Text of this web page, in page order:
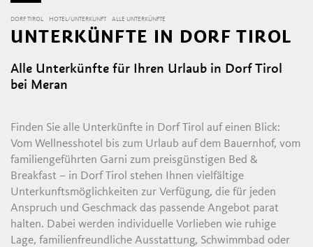
DORF TIROL HOTEL/UNTERKUNFT ALLE UNTERKÜNFTE
UNTERKÜNFTE IN DORF TIROL
Alle Unterkünfte für Ihren Urlaub in Dorf Tirol
bei Meran
Finden Sie alle Unterkünfte in Dorf Tirol auf einen Blick:
Vom Wellnesshotel bis zum Urlaub auf dem Bauernhof, vom
familiengeführten Garni zum preisgünstigen Bed &
Breakfast – in Dorf Tirol stehen Ihnen vielfältige
Unterkunftsmöglichkeiten zur Verfügung, die für jeden
Anspruch und Geschmack das passende Angebot parat
halten. Dabei werden individuelle Vorlieben wie ruhige
Lage, familienfreundliche Ausstattung, Schwimmbad oder